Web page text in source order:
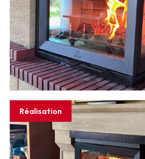
Réalisation